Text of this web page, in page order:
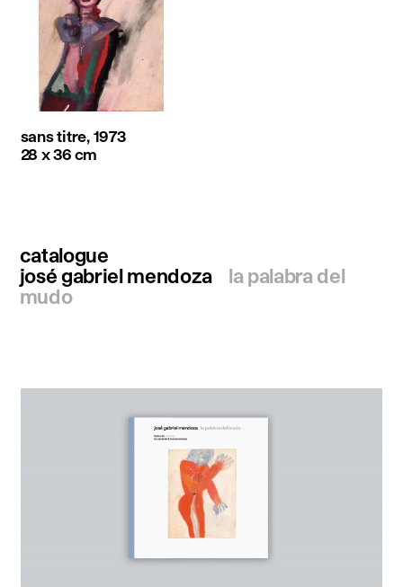
sans titre, 1973
28 x 36 cm
catalogue
josé gabriel mendoza
la palabra del
mudo